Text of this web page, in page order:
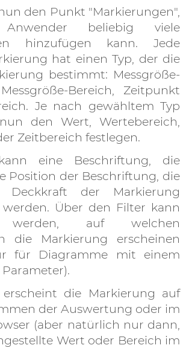
den Punkt "Markierungen",
beliebig viele
hinzufügen kann. Jede
hat einen Typ, der die
bestimmt: Messgröße-
Bereich, Zeitpunkt
Je nach gewähltem Typ
den Wert, Wertebereich,
Zeitbereich festlegen.
eine Beschriftung, die
Position der Beschriftung, die
Deckkraft der Markierung
Über den Filter kann
werden, auf welchen
die Markierung erscheinen
für Diagramme mit einem
die Markierung auf
der Auswertung oder im
(aber natürlich nur dann,
Wert oder Bereich im